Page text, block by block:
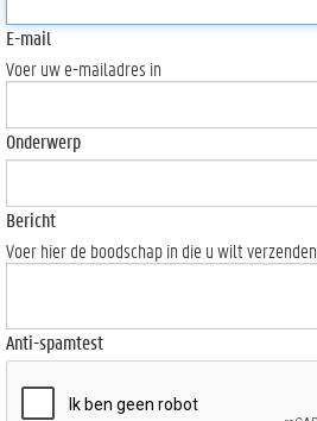
E-mail
Voer uw e-mailadres in
Onderwerp
Bericht
Voer hier de boodschap in die u wilt verzenden.
Anti-spamtest